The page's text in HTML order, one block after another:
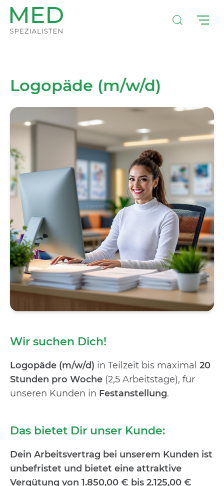
Logopäde (m/w/d)
Wir suchen Dich!
Logopäde (m/w/d) in Teilzeit bis maximal 20
Stunden pro Woche (2,5 Arbeitstage), für
unseren Kunden in Festanstellung.
Das bietet Dir unser Kunde:
Dein Arbeitsvertrag bei unserem Kunden ist
unbefristet und bietet eine attraktive
Vergütung von 1.850,00 € bis 2.125,00 €